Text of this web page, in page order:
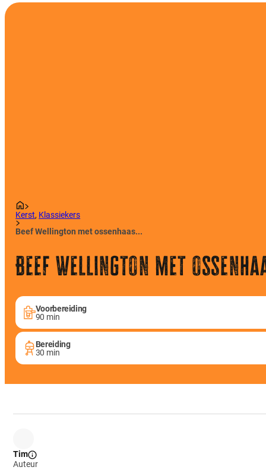
Kerst, Klassiekers
Beef Wellington met ossenhaas...
Beef Wellington met
Voorbereiding
90 min
Bereiding
30 min
Tim
Auteur